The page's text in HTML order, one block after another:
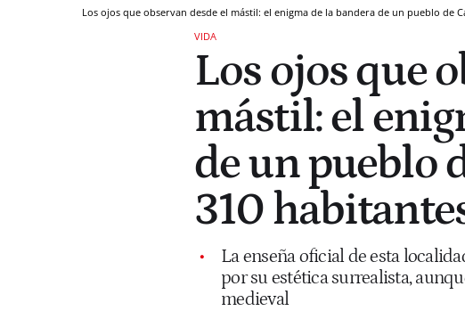
Los ojos que observan desde el mástil: el enigma de la bandera de un pueblo de
VIDA
Los ojos que
mástil: el
de un pueblo
310
La enseña oficial de esta
por su estética surrealista,
medieval